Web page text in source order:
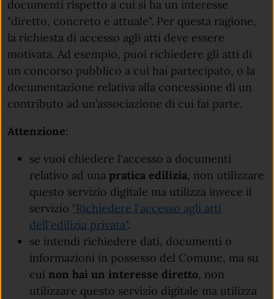
documenti rispetto a cui si ha un interesse
"diretto, concreto e attuale". Per questa ragione,
la richiesta di accesso agli atti deve essere
motivata. Ad esempio, puoi richiedere gli atti di
un concorso pubblico a cui hai partecipato, o la
documentazione relativa alla concessione di un
contributo ad un’associazione di cui fai parte.
Attenzione:
se vuoi chiedere l'accesso a documenti
relativo ad una pratica edilizia, non utilizzare
questo servizio digitale ma utilizza invece il
servizio "Richiedere l'accesso agli atti
dell'edilizia privata".
se intendi richiedere dati, documenti o
informazioni in possesso del Comune, ma su
cui non hai un interesse diretto, non
utilizzare questo servizio digitale ma utilizza